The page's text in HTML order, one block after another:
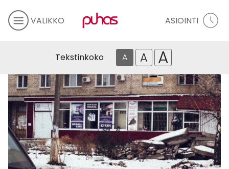
VALIKKO ASIOINTI
Tekstinkoko A A A